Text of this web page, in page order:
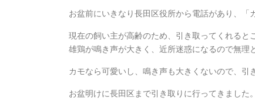
お盆前にいきなり長田区役所から電話があり、「
現在の飼い主が高齢のため、引き取ってくれると
雄鶏が鳴き声が大きく、近所迷惑になるので無理
カモなら可愛いし、鳴き声も大きくないので、引
お盆明けに長田区まで引き取りに行ってきました。